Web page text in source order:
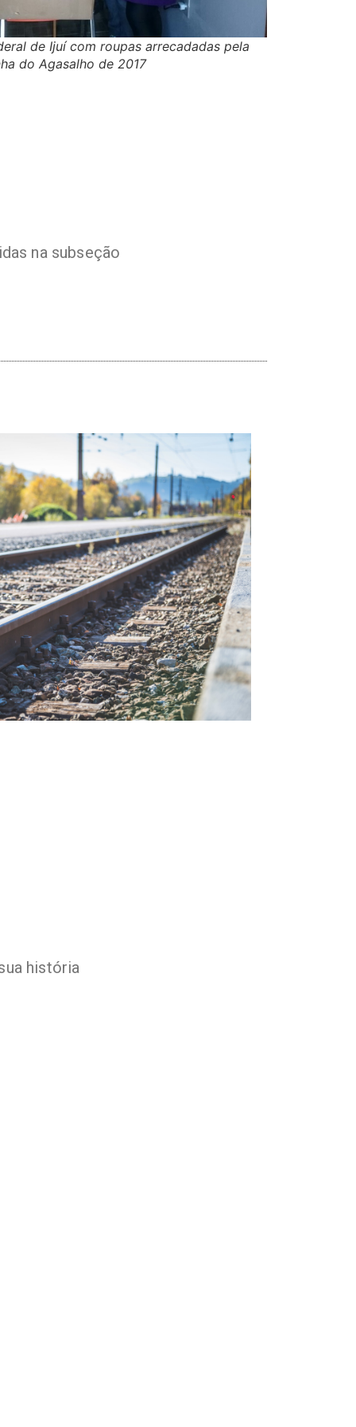
de Ijuí com roupas arrecadadas pela
do Agasalho de 2017
na subseção
história